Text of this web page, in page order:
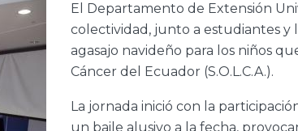
El Departamento de Extensión
colectividad, junto a estudiantes y
agasajo navideño para los niños
Cáncer del Ecuador (S.O.L.C.A.).
La jornada inició con la
un baile alusivo a la fecha,